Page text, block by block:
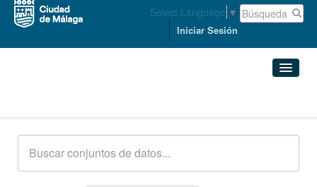
Select Language ▼
Iniciar Sesión